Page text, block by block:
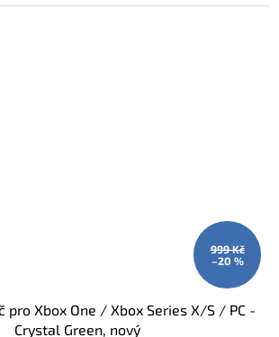
999 Kč
–20 %
pro Xbox One / Xbox Series X/S / PC -
Crystal Green, nový